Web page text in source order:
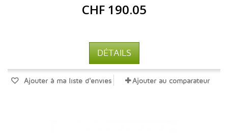
CHF 190.05
DÉTAILS
Ajouter à ma liste d'envies Ajouter au comparateur